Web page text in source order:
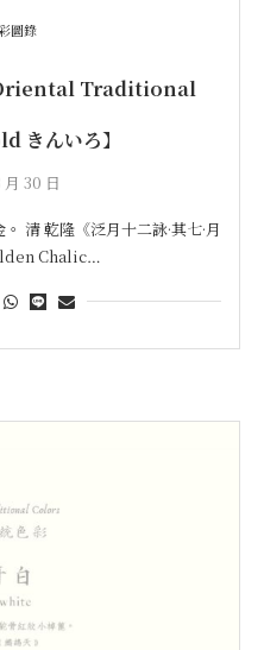
圖錄
Oriental Traditional
きんいろ】
30 日
清 乾隆《泛月十二詠·其七·月
Chalic…